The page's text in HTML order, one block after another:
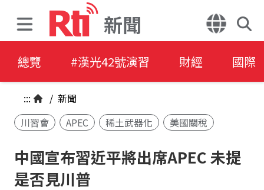
新聞
總覽 #漢光42號演習 財經 國際
::: / 新聞
川習會
APEC 稀土武器化 美國關稅
中國宣布習近平將出席APEC 未提
是否見川普